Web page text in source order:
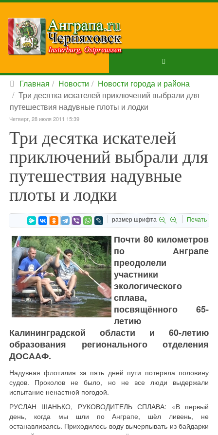
Главная Новости
Новости города и района
Три десятка искателей приключений выбрали для
путешествия надувные плоты и лодки
Четверг, 28 июля 2011 15:39
Три десятка искателей
приключений выбрали для
путешествия надувные
плоты и лодки
размер шрифта Печать
Почти 80 километров
по Анграпе
преодолели
участники
экологического
сплава,
посвящённого 65-
летию
Калининградской области и 60-летию
образования регионального отделения
ДОСААФ.
Надувная флотилия за пять дней пути потеряла половину
судов. Проколов не было, но не все люди выдержали
испытание ненастной погодой.
РУСЛАН ШАНЬКО, РУКОВОДИТЕЛЬ СПЛАВА: «В первый
день, когда мы шли по Анграпе, шёл ливень, не
останавливаясь. Приходилось воду вычерпывать из байдарки